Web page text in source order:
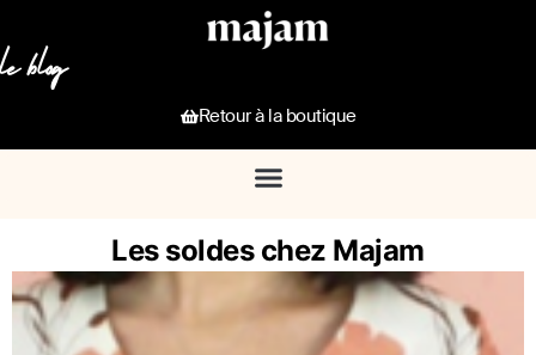
le blog
Retour à la boutique
Les soldes chez Majam